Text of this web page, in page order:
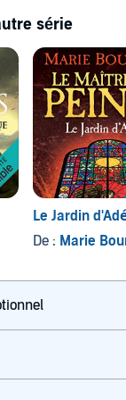
Rose
Inside
S-T-I-K-S, его
is in Russian.
série
Le Jardin
De : Marie